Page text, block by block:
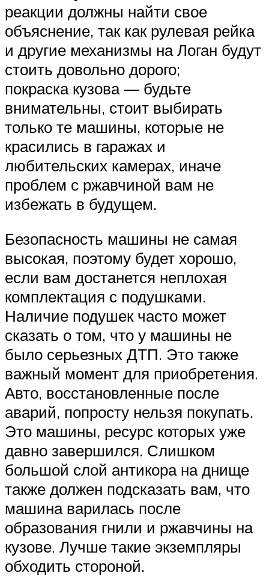
реакции должны найти свое
объяснение, так как рулевая рейка
и другие механизмы на Логан будут
стоить довольно дорого;
покраска кузова — будьте
внимательны, стоит выбирать
только те машины, которые не
красились в гаражах и
любительских камерах, иначе
проблем с ржавчиной вам не
избежать в будущем.
Безопасность машины не самая
высокая, поэтому будет хорошо,
если вам достанется неплохая
комплектация с подушками.
Наличие подушек часто может
сказать о том, что у машины не
было серьезных ДТП. Это также
важный момент для приобретения.
Авто, восстановленные после
аварий, попросту нельзя покупать.
Это машины, ресурс которых уже
давно завершился. Слишком
большой слой антикора на днище
также должен подсказать вам, что
машина варилась после
образования гнили и ржавчины на
кузове. Лучше такие экземпляры
обходить стороной.